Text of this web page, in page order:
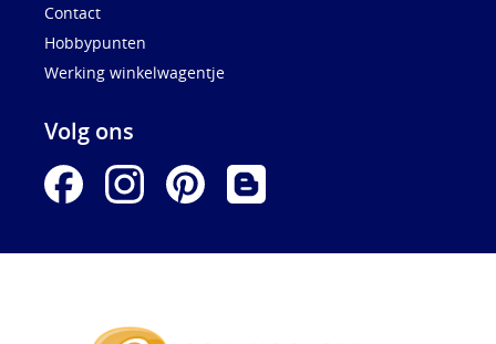
Contact
Hobbypunten
Werking winkelwagentje
Volg ons